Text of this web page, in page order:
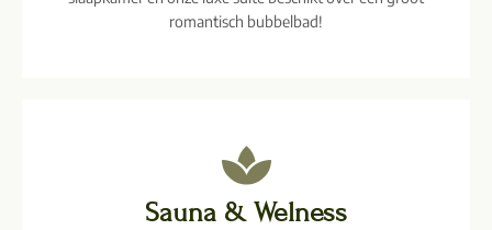
romantisch bubbelbad!
Sauna & Welness